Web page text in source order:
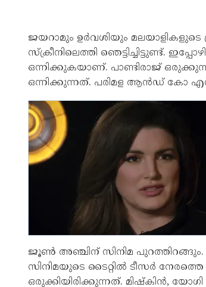
ജയറാമും ഉർവശിയും മലയാളികളുടെ
സ്‌ക്രീനിലെത്തി ഞെട്ടിച്ചിട്ടുണ്ട്.
ഒന്നിക്കുകയാണ്. പാണ്ടിരാജ്
ഒന്നിക്കുന്നത്. പരിമള ആൻഡ് കോ
ജൂൺ അഞ്ചിന് സിനിമ
സിനിമയുടെ ടൈറ്റിൽ ടീസർ
ഒരുക്കിയിരിക്കുന്നത്. മിഷ്‌കിൻ,